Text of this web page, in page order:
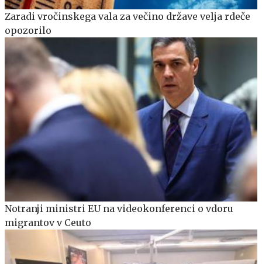
Zaradi vročinskega vala za večino države velja rdeče
opozorilo
Notranji ministri EU na videokonferenci o vdoru
migrantov v Ceuto